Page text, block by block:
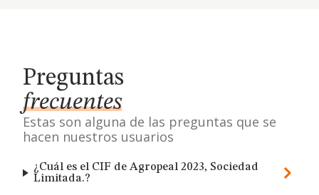
Preguntas
frecuentes
Estas son alguna de las preguntas que se
hacen nuestros usuarios
¿Cuál es el CIF de Agropeal 2023, Sociedad
Limitada.?